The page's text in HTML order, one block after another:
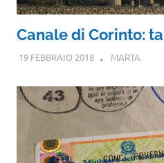
Canale di Corinto:
19 FEBBRAIO 2018 MARTA